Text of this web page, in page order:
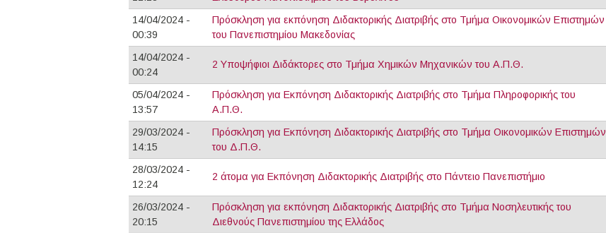
14/04/2024 -
00:39
Πρόσκληση για εκπόνηση Διδακτορικής Διατριβής στο Τμήμα Οικονομικών Επιστημών
του Πανεπιστημίου Μακεδονίας
14/04/2024 -
00:24
2 Υποψήφιοι Διδάκτορες στο Τμήμα Χημικών Μηχανικών του Α.Π.Θ.
05/04/2024 -
13:57
Πρόσκληση για Εκπόνηση Διδακτορικής Διατριβής στο Τμήμα Πληροφορικής του
Α.Π.Θ.
29/03/2024 -
14:15
Πρόσκληση για Εκπόνηση Διδακτορικής Διατριβής στο Τμήμα Οικονομικών Επιστημών
του Δ.Π.Θ.
28/03/2024 -
12:24
2 άτομα για Εκπόνηση Διδακτορικής Διατριβής στο Πάντειο Πανεπιστήμιο
26/03/2024 -
20:15
Πρόσκληση για εκπόνηση Διδακτορικής Διατριβής στο Τμήμα Νοσηλευτικής του
Διεθνούς Πανεπιστημίου της Ελλάδος